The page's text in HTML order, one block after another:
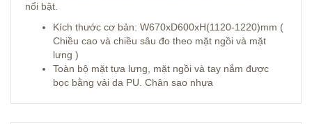
nổi bật.
Kích thước cơ bản: W670xD600xH(1120-1220)mm (
Chiều cao và chiều sâu đo theo mặt ngồi và mặt
lưng )
Toàn bộ mặt tựa lưng, mặt ngồi và tay nắm được
bọc bằng vải da PU. Chân sao nhựa